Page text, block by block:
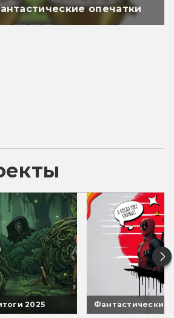
опечатки
2025 Фантастические